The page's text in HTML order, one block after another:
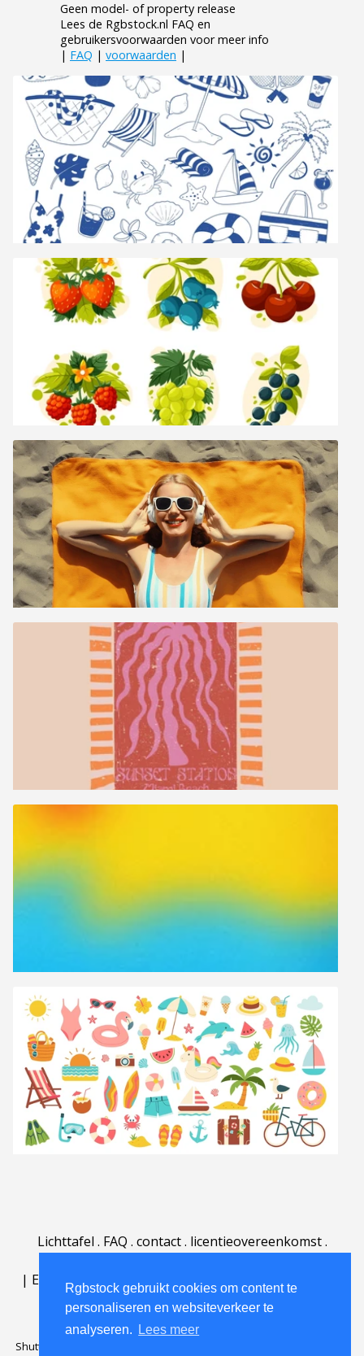
Rgbstock gebruikt cookies om content te
personaliseren en websiteverkeer te
analyseren.
Lees meer
Geen model- of property release
Lees de Rgbstock.nl FAQ en
gebruikersvoorwaarden voor meer info
| FAQ | voorwaarden |
Lichttafel . FAQ . contact. licentieovereenkomst.
| English | Deutsch Español | Português
Nederlands|
Shutterstock official partner of Rgbstock